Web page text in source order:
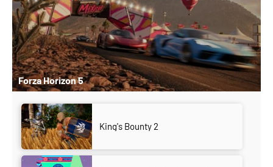
Forza Horizon 5
King's Bounty 2